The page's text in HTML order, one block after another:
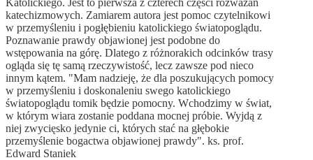
katechizmowych. Zamiarem autora jest pomoc czytelnikowi
w przemyśleniu i pogłębieniu katolickiego światopoglądu.
Poznawanie prawdy objawionej jest podobne do
wstępowania na górę. Dlatego z różnorakich odcinków trasy
ogląda się tę samą rzeczywistość, lecz zawsze pod nieco
innym kątem. "Mam nadzieję, że dla poszukujących pomocy
w przemyśleniu i doskonaleniu swego katolickiego
światopoglądu tomik będzie pomocny. Wchodzimy w świat,
w którym wiara zostanie poddana mocnej próbie. Wyjdą z
niej zwycięsko jedynie ci, których stać na głębokie
przemyślenie bogactwa objawionej prawdy". ks. prof.
Edward Staniek